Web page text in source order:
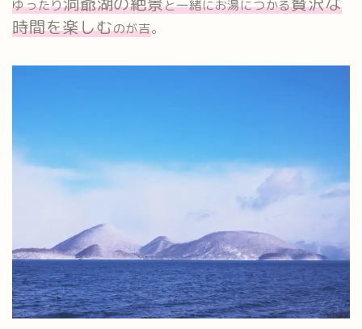
ゆったり と一緒にお湯につかる
時間を楽しむのが吉。